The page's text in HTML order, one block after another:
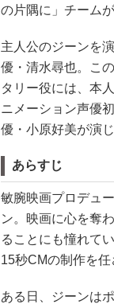
の片隅に」チーム
主人公のジーンを
優・清水尋也。こ
タリー役には、本
ニメーション声優
優・小原好美が演じ
あらすじ
敏腕映画プロデュ
ン。映画に心を奪
ることにも憧れて
15秒CMの制作を
ある日、ジーンは